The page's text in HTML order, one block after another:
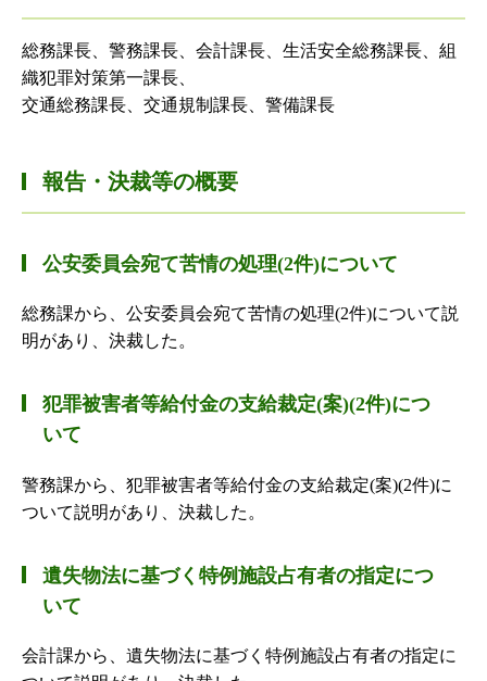
総務課長、警務課長、会計課長、生活安全総務課長、組
織犯罪対策第一課長、
交通総務課長、交通規制課長、警備課長
報告・決裁等の概要
公安委員会宛て苦情の処理(2件)について
総務課から、公安委員会宛て苦情の処理(2件)について説
明があり、決裁した。
犯罪被害者等給付金の支給裁定(案)(2件)につ
いて
警務課から、犯罪被害者等給付金の支給裁定(案)(2件)に
ついて説明があり、決裁した。
遺失物法に基づく特例施設占有者の指定につ
いて
会計課から、遺失物法に基づく特例施設占有者の指定に